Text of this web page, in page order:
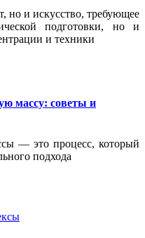
но и искусство, требующее
подготовки, но и
и техники
массу: советы и
— это процесс, который
подхода